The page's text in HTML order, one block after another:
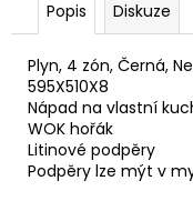
Popis Diskuze
Plyn, 4 zón, Černá,
595X510X8
Nápad na vlastní
WOK hořák
Litinové podpěry
Podpěry lze mýt v